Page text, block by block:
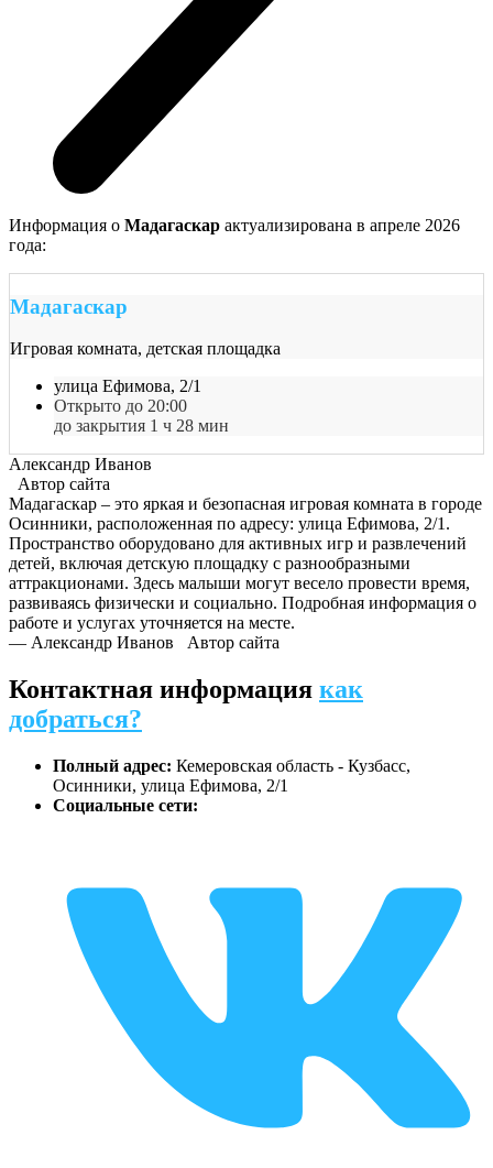
Информация о Мадагаскар актуализирована в апреле 2026
года:
Мадагаскар
Игровая комната, детская площадка
улица Ефимова, 2/1
Открыто до 20:00
до закрытия 1 ч 28 мин
Александр Иванов
Автор сайта
Мадагаскар – это яркая и безопасная игровая комната в городе
Осинники, расположенная по адресу: улица Ефимова, 2/1.
Пространство оборудовано для активных игр и развлечений
детей, включая детскую площадку с разнообразными
аттракционами. Здесь малыши могут весело провести время,
развиваясь физически и социально. Подробная информация о
работе и услугах уточняется на месте.
— Александр Иванов Автор сайта
Контактная информация как
добраться?
Полный адрес: Кемеровская область - Кузбасс,
Осинники, улица Ефимова, 2/1
Социальные сети: